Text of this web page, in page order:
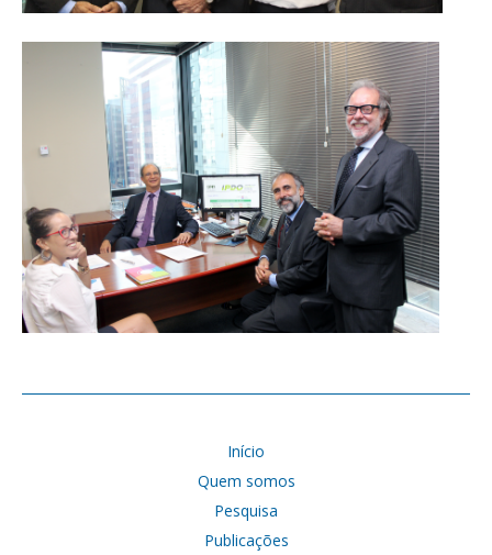
Início
Quem somos
Pesquisa
Publicações